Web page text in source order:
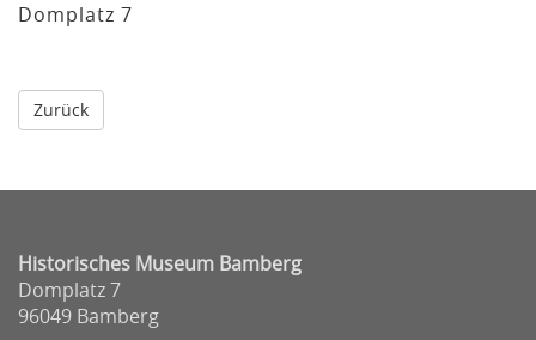
Domplatz 7
Historisches Museum Bamberg
Domplatz 7
96049 Bamberg